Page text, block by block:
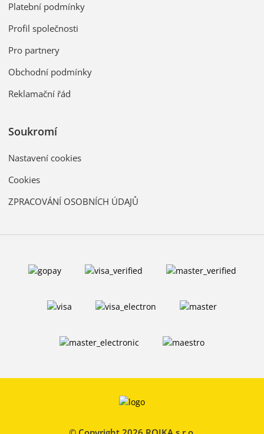
Platební podmínky
Profil společnosti
Pro partnery
Obchodní podmínky
Reklamační řád
Soukromí
Nastavení cookies
Cookies
ZPRACOVÁNÍ OSOBNÍCH ÚDAJŮ